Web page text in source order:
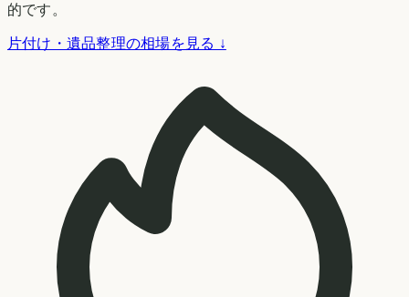
的です。
片付け・遺品整理の相場を見る ↓